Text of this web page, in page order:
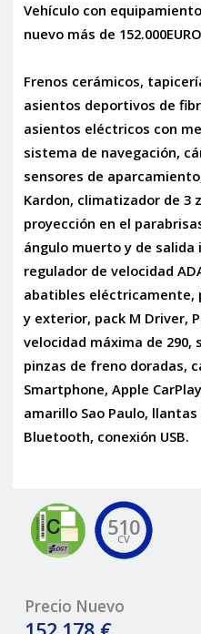
Vehículo con
nuevo más de
Frenos cerámicos,
asientos deportivos de
asientos eléctricos con
sistema de navegación,
sensores de
Kardon, climatizador de 3
proyección en el
ángulo muerto y de
regulador de velocidad
abatibles eléctricamente,
y exterior, pack M Driver,
velocidad máxima de 290,
pinzas de freno doradas,
Smartphone, Apple
amarillo Sao Paulo,
Bluetooth, conexión USB.
510
CV
Precio Nuevo